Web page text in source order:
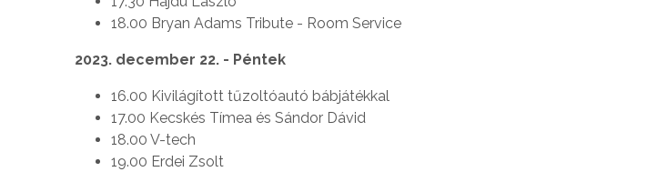
18.00 Bryan Adams Tribute - Room Service
2023. december 22. - Péntek
16.00 Kivilágított tűzoltóautó bábjátékkal
17.00 Kecskés Tímea és Sándor Dávid
18.00 V-tech
19.00 Erdei Zsolt